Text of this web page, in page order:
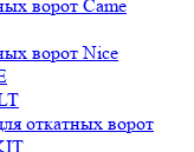
ворот Came
ворот Nice
откатных ворот